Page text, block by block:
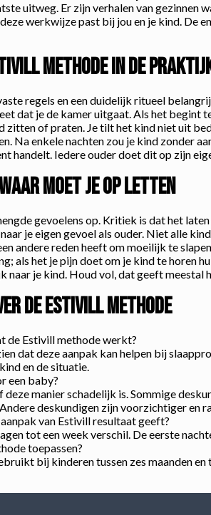
uitweg. Er zijn verhalen van gezinnen
werkwijze past bij jou en je kind. De
methode in de
regels en een duidelijk ritueel
dat je de kamer uitgaat. Als het
zitten of praten. Je tilt het kind niet uit
Na enkele nachten zou je kind zonder
handelt. Iedere ouder doet dit op zijn
moet je op letten
gevoelens op. Kritiek is dat het
je eigen gevoel als ouder. Niet alle
andere reden heeft om moeilijk te
als het je pijn doet om je kind te horen
naar je kind. Houd vol, dat geeft meestal
de Estivill methode
de Estivill methode werkt?
dat deze aanpak kan helpen bij
en de situatie.
een baby?
deze manier schadelijk is. Sommige
deskundigen zijn voorzichtiger en
van Estivill resultaat geeft?
tot een week verschil. De eerste
toepassen?
bij kinderen tussen zes maanden